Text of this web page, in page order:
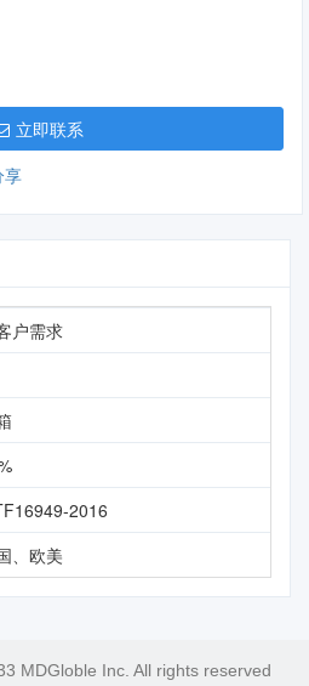
立即联系
享
户需求
2016
、欧美
MDGloble Inc. All rights reserved